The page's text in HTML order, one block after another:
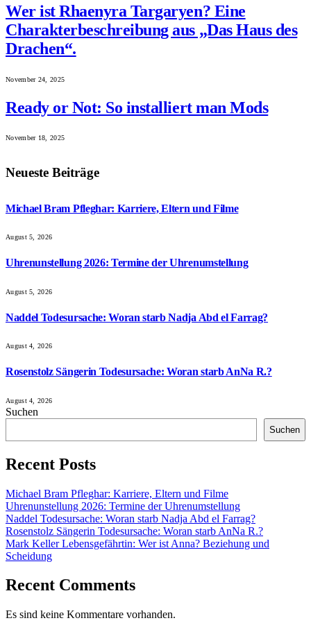
Wer ist Rhaenyra Targaryen? Eine
Charakterbeschreibung aus „Das Haus des
Drachen“.
November 24, 2025
Ready or Not: So installiert man Mods
November 18, 2025
Neueste Beiträge
Michael Bram Pfleghar: Karriere, Eltern und Filme
August 5, 2026
Uhrenunstellung 2026: Termine der Uhrenumstellung
August 5, 2026
Naddel Todesursache: Woran starb Nadja Abd el Farrag?
August 4, 2026
Rosenstolz Sängerin Todesursache: Woran starb AnNa R.?
August 4, 2026
Suchen
Suchen
Recent Posts
Michael Bram Pfleghar: Karriere, Eltern und Filme
Uhrenunstellung 2026: Termine der Uhrenumstellung
Naddel Todesursache: Woran starb Nadja Abd el Farrag?
Rosenstolz Sängerin Todesursache: Woran starb AnNa R.?
Mark Keller Lebensgefährtin: Wer ist Anna? Beziehung und
Scheidung
Recent Comments
Es sind keine Kommentare vorhanden.